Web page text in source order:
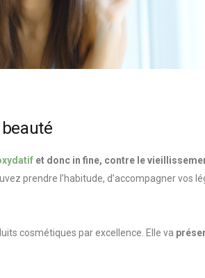
et donc in fine, contre le
prendre l’habitude, d’accompagner vos
cosmétiques par excellence. Elle va